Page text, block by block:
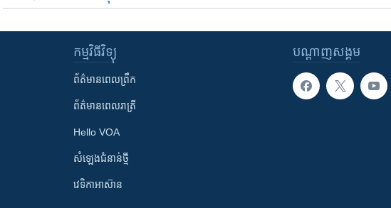
បណ្តាញ​សង្គម
កម្មវិធី​វិទ្យុ
ព័ត៌មាន​ពេល​ព្រឹក
ព័ត៌មាន​​ពេល​រាត្រី
Hello VOA
សំឡេង​ជំនាន់​ថ្មី
វេទិកា​អាស៊ាន